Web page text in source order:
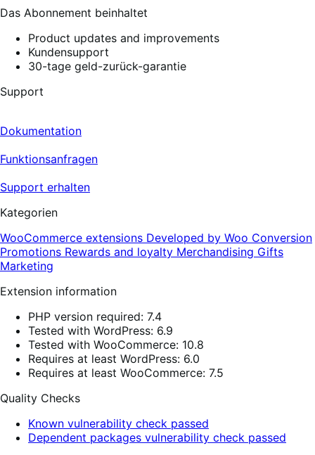
Das Abonnement beinhaltet
Product updates and improvements
Kundensupport
30-tage geld-zurück-garantie
Support
Dokumentation
Funktionsanfragen
Support erhalten
Kategorien
WooCommerce extensions Developed by Woo Conversion
Promotions Rewards and loyalty Merchandising Gifts
Marketing
Extension information
PHP version required: 7.4
Tested with WordPress: 6.9
Tested with WooCommerce: 10.8
Requires at least WordPress: 6.0
Requires at least WooCommerce: 7.5
Quality Checks
Known vulnerability check passed
Dependent packages vulnerability check passed